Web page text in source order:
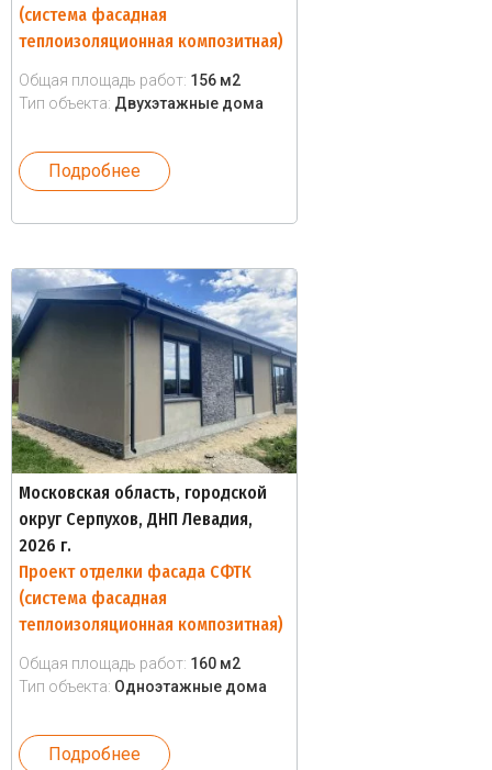
(система фасадная
теплоизоляционная композитная)
Общая площадь работ: 156 м2
Тип объекта: Двухэтажные дома
Подробнее
Московская область, городской
округ Серпухов, ДНП Левадия,
2026 г.
Проект отделки фасада СФТК
(система фасадная
теплоизоляционная композитная)
Общая площадь работ: 160 м2
Тип объекта: Одноэтажные дома
Подробнее